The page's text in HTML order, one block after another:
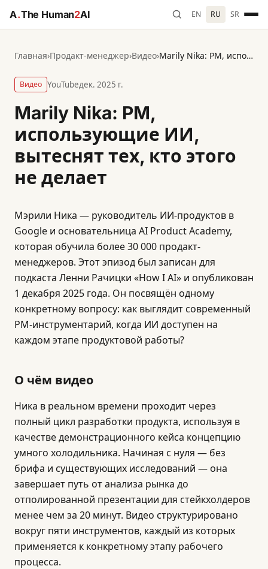
A.The Human2AI EN RU SR
Главная›Продакт-менеджер›Видео› Marily Nika: PM, использующие ИИ, вытеснят тех, кто этого не делает
Видео YouTubeдек. 2025 г.
Marily Nika: PM,
использующие ИИ,
вытеснят тех, кто этого
не делает
Мэрили Ника — руководитель ИИ-продуктов в
Google и основательница AI Product Academy,
которая обучила более 30 000 продакт-
менеджеров. Этот эпизод был записан для
подкаста Ленни Рачицки «How I AI» и опубликован
1 декабря 2025 года. Он посвящён одному
конкретному вопросу: как выглядит современный
PM-инструментарий, когда ИИ доступен на
каждом этапе продуктовой работы?
О чём видео
Ника в реальном времени проходит через
полный цикл разработки продукта, используя в
качестве демонстрационного кейса концепцию
умного холодильника. Начиная с нуля — без
брифа и существующих исследований — она
завершает путь от анализа рынка до
отполированной презентации для стейкхолдеров
менее чем за 20 минут. Видео структурировано
вокруг пяти инструментов, каждый из которых
применяется к конкретному этапу рабочего
процесса.